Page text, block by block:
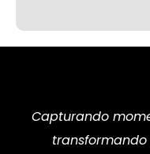
Capturando